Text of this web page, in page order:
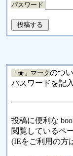
パスワード
「★」マークのつ
パスワードを記
投稿に便利な
閲覧しているペ
(IEをご利用の方